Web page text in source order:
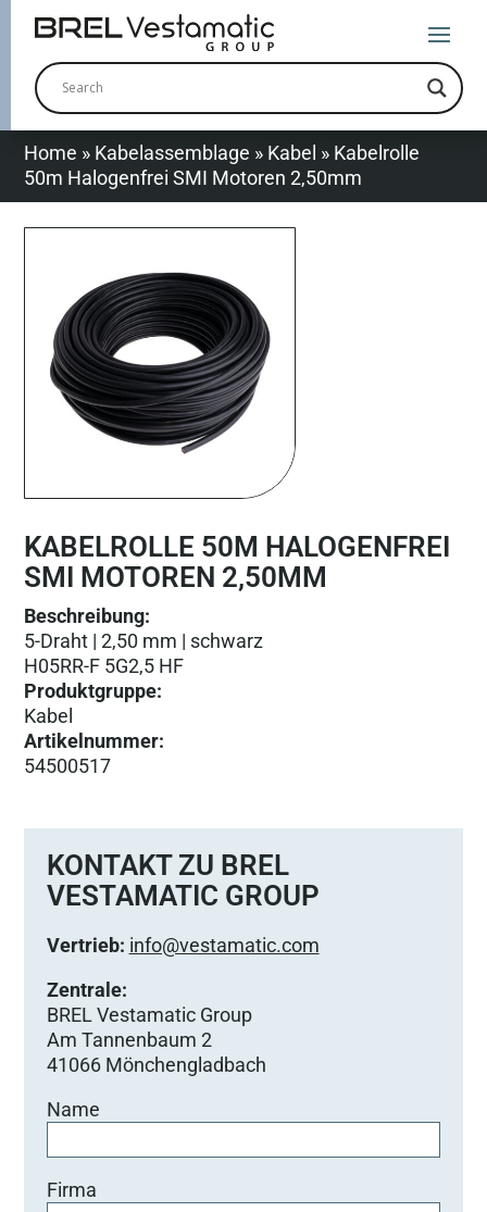
Home » Kabelassemblage » Kabel » Kabelrolle
50m Halogenfrei SMI Motoren 2,50mm
KABELROLLE 50M HALOGENFREI
SMI MOTOREN 2,50MM
Beschreibung:
5-Draht | 2,50 mm | schwarz
H05RR-F 5G2,5 HF
Produktgruppe:
Kabel
Artikelnummer:
54500517
KONTAKT ZU BREL
VESTAMATIC GROUP
Vertrieb: info@vestamatic.com
Zentrale:
BREL Vestamatic Group
Am Tannenbaum 2
41066 Mönchengladbach
Name
Firma